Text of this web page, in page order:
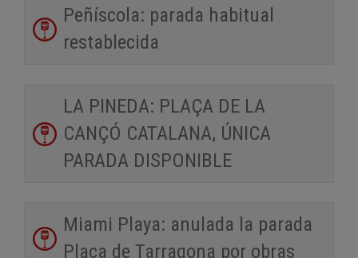
Peñíscola: parada habitual
restablecida
LA PINEDA: PLAÇA DE LA
CANÇÓ CATALANA, ÚNICA
PARADA DISPONIBLE
Miami Playa: anulada la parada
Plaça de Tarragona por obras